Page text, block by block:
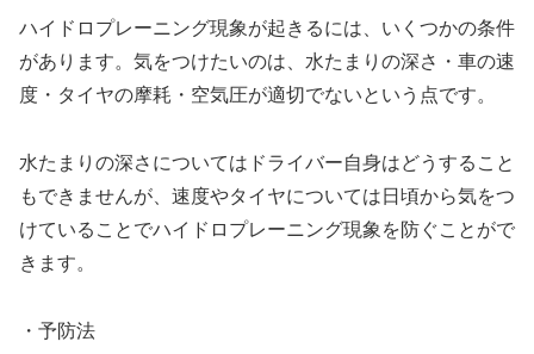
ハイドロプレーニング現象が起きるには、いくつかの条件
があります。気をつけたいのは、水たまりの深さ・車の速
度・タイヤの摩耗・空気圧が適切でないという点です。
水たまりの深さについてはドライバー自身はどうすること
もできませんが、速度やタイヤについては日頃から気をつ
けていることでハイドロプレーニング現象を防ぐことがで
きます。
・予防法